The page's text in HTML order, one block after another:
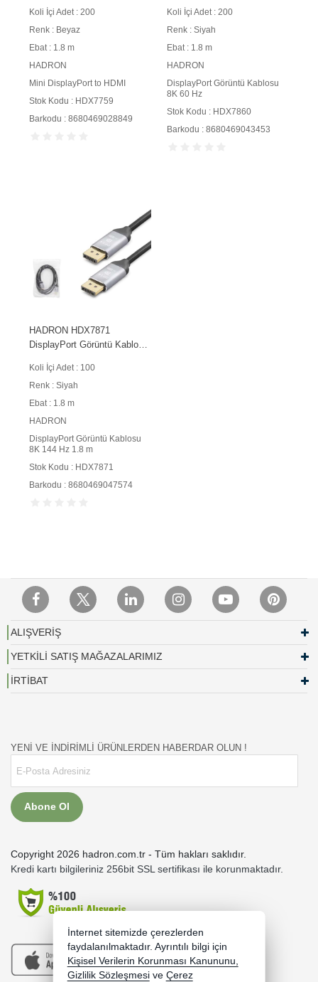
Koli İçi Adet : 200
Renk : Beyaz
Ebat : 1.8 m
HADRON
Mini DisplayPort to HDMI
Stok Kodu : HDX7759
Barkodu : 8680469028849
Koli İçi Adet : 200
Renk : Siyah
Ebat : 1.8 m
HADRON
DisplayPort Görüntü Kablosu
8K 60 Hz
Stok Kodu : HDX7860
Barkodu : 8680469043453
HADRON HDX7871
DisplayPort Görüntü Kablosu
Koli İçi Adet : 100
Renk : Siyah
Ebat : 1.8 m
HADRON
DisplayPort Görüntü Kablosu
8K 144 Hz 1.8 m
Stok Kodu : HDX7871
Barkodu : 8680469047574
ALIŞVERİŞ
YETKİLİ SATIŞ MAĞAZALARIMIZ
İRTİBAT
YENİ VE İNDİRİMLİ ÜRÜNLERDEN HABERDAR OLUN !
Abone Ol
Copyright 2026 hadron.com.tr - Tüm hakları saklıdır.
Kredi kartı bilgileriniz 256bit SSL sertifikası ile korunmaktadır.
İnternet sitemizde çerezlerden
faydalanılmaktadır. Ayrıntılı bilgi için
Kişisel Verilerin Korunması Kanununu,
Gizlilik Sözleşmesi ve Çerez